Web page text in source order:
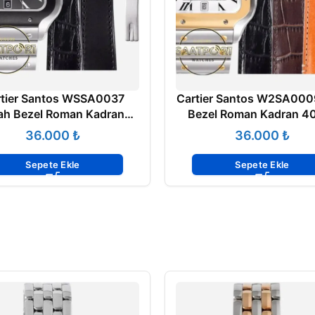
Santos WSSA0037
Bezel Roman Kadran
1847 MC Super Clone
ETA
₺
Sepete Ekle
Cartier Santos
Bezel Roman Kadran
1847 MC Super Clone
₺
Sepete Ekle